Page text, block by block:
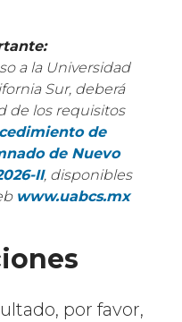
a la Universidad
Sur, deberá
de los requisitos
de
de Nuevo
II, disponibles
www.uabcs.mx
por favor,